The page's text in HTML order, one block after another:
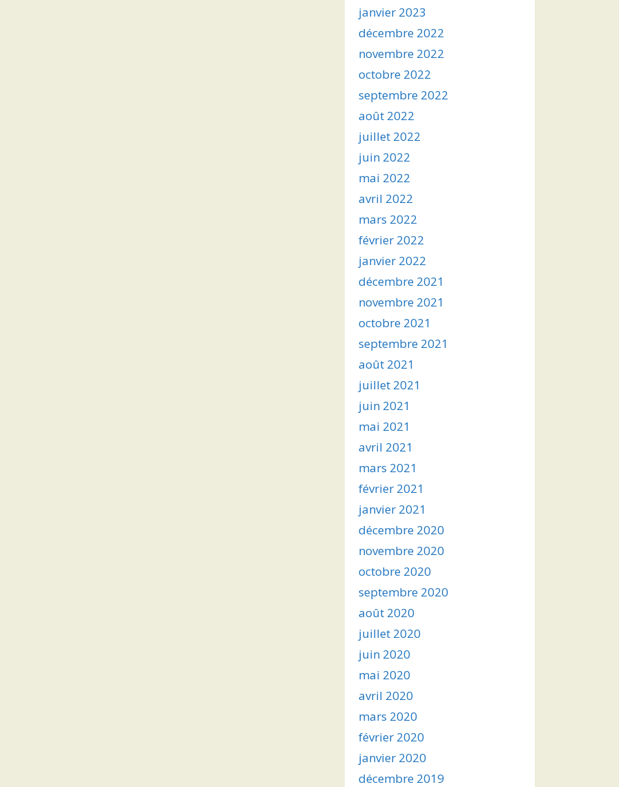
janvier 2023
décembre 2022
novembre 2022
octobre 2022
septembre 2022
août 2022
juillet 2022
juin 2022
mai 2022
avril 2022
mars 2022
février 2022
janvier 2022
décembre 2021
novembre 2021
octobre 2021
septembre 2021
août 2021
juillet 2021
juin 2021
mai 2021
avril 2021
mars 2021
février 2021
janvier 2021
décembre 2020
novembre 2020
octobre 2020
septembre 2020
août 2020
juillet 2020
juin 2020
mai 2020
avril 2020
mars 2020
février 2020
janvier 2020
décembre 2019